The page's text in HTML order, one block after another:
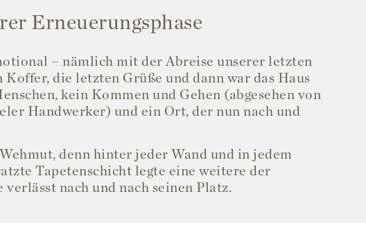
Erneuerungsphase
– nämlich mit der Abreise unserer letzten
Koffer, die letzten Grüße und dann war das Haus
kein Kommen und Gehen (abgesehen von
Handwerker) und ein Ort, der nun nach und
denn hinter jeder Wand und in jedem
Tapetenschicht legte eine weitere der
nach und nach seinen Platz.